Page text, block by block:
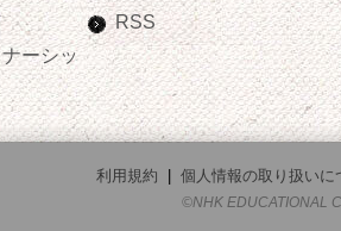
ーシッ
RSS
利用規約 個人情報の取り扱いに
©NHK EDUCATIONAL